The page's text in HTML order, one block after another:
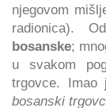
njegovom
radionica).
bosanske;
u svakom
trgovce. Imao
bosanski